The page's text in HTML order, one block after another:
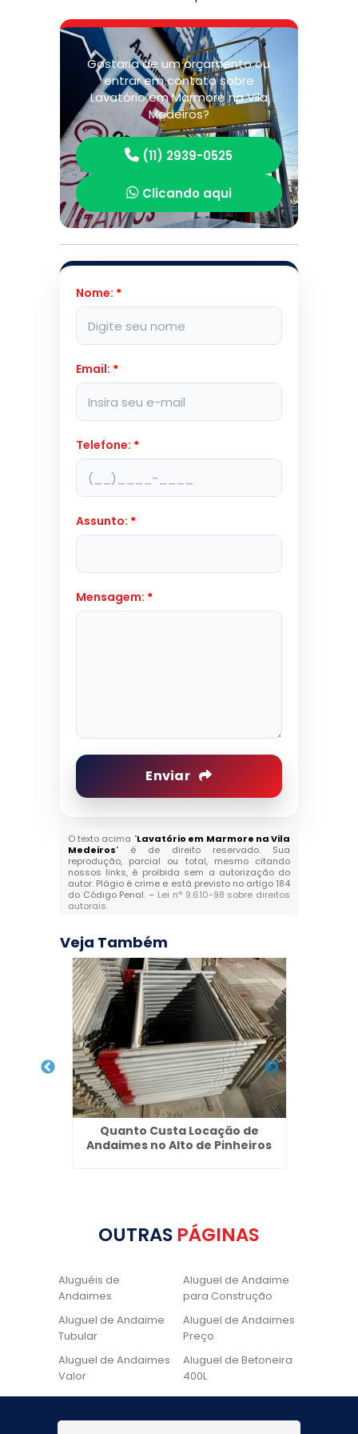
Gostaria de um orçamento ou
entrar em contato sobre
Lavatório em Marmore na Vila
Medeiros?
(11) 2939-0525
Clicando aqui
Nome: *
Email: *
Telefone: *
Assunto: *
Mensagem: *
Enviar
O texto acima "Lavatório em Marmore na Vila
Medeiros" é de direito reservado. Sua
reprodução, parcial ou total, mesmo citando
nossos links, é proibida sem a autorização do
autor. Plágio é crime e está previsto no artigo 184
do Código Penal. – Lei n° 9.610-98 sobre direitos
autorais.
Veja Também
Quanto Custa Locação de
Andaimes no Alto de Pinheiros
OUTRAS PÁGINAS
Aluguéis de
Andaimes
Aluguel de Andaime
para Construção
Aluguel de Andaime
Tubular
Aluguel de Andaimes
Preço
Aluguel de Andaimes
Valor
Aluguel de Betoneira
400L
Aluguel de Betoneira
Cadeira de Pintura